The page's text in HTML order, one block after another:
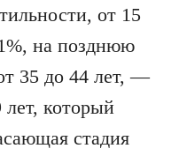
от 15
на позднюю
35 до 44 лет, —
лет, который
стадия